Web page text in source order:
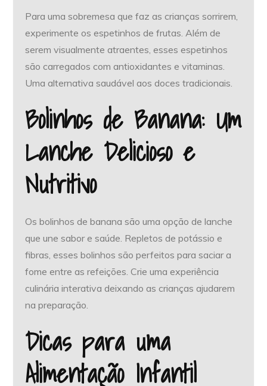
Para uma sobremesa que faz as crianças sorrirem,
experimente os espetinhos de frutas. Além de
serem visualmente atraentes, esses espetinhos
são carregados com antioxidantes e vitaminas.
Uma alternativa saudável aos doces tradicionais.
Bolinhos de Banana: Um
Lanche Delicioso e
Nutritivo
Os bolinhos de banana são uma opção de lanche
que une sabor e saúde. Repletos de potássio e
fibras, esses bolinhos são perfeitos para saciar a
fome entre as refeições. Crie uma experiência
culinária interativa deixando as crianças ajudarem
na preparação.
Dicas para uma
Alimentação Infantil